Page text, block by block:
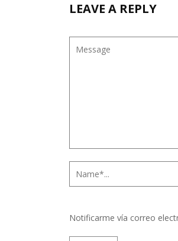
LEAVE A REPLY
Notificarme vía correo